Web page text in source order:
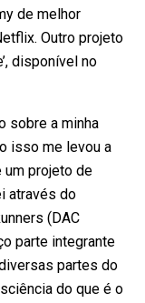
de melhor
Outro projeto
disponível no
sobre a minha
isso me levou a
um projeto de
através do
(DAC
parte integrante
partes do
do que é o